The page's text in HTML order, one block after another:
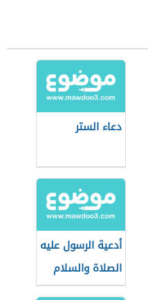
دعاء الستر
أدعية الرسول عليه
الصلاة والسلام